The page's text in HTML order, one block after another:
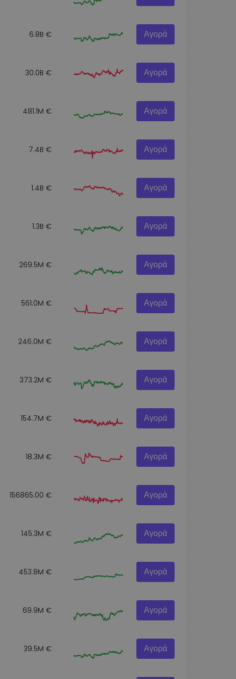
6.8B € Αγορά
30.0B € Αγορά
481.1M € Αγορά
7.4B € Αγορά
1.4B € Αγορά
1.3B € Αγορά
269.5M € Αγορά
561.0M € Αγορά
246.0M € Αγορά
373.2M € Αγορά
154.7M € Αγορά
18.3M € Αγορά
156865.00 € Αγορά
145.3M € Αγορά
453.8M € Αγορά
69.9M € Αγορά
39.5M € Αγορά